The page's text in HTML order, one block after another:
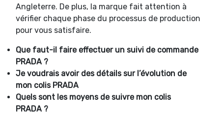
Angleterre. De plus, la marque fait attention à
vérifier chaque phase du processus de production
pour vous satisfaire.
Que faut-il faire effectuer un suivi de commande
PRADA ?
Je voudrais avoir des détails sur l’évolution de
mon colis PRADA
Quels sont les moyens de suivre mon colis
PRADA ?